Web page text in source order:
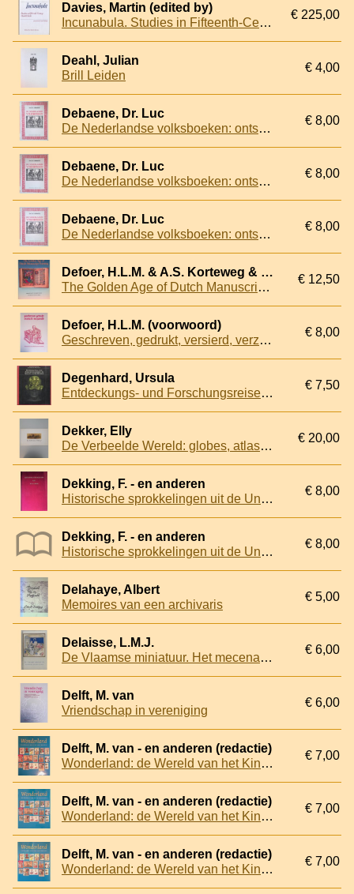
Davies, Martin (edited by)
Incunabula. Studies in Fifteenth-Century Printed Books presented by Lotte Hellinga
€ 225,00
Deahl, Julian
Brill Leiden
€ 4,00
Debaene, Dr. Luc
De Nederlandse volksboeken: ontstaan en geschiedenis van de Nederlandse prozaromans, gedrukt tussen 1475 en 1540
€ 8,00
Debaene, Dr. Luc
De Nederlandse volksboeken: ontstaan en geschiedenis van de Nederlandse prozaromans, gedrukt tussen 1475 en 1540
€ 8,00
Debaene, Dr. Luc
De Nederlandse volksboeken: ontstaan en geschiedenis van de Nederlandse prozaromans, gedrukt tussen 1475 en 1540
€ 8,00
Defoer, H.L.M. & A.S. Korteweg & W.C.M. Wüstefeld
The Golden Age of Dutch Manuscript Painting
€ 12,50
Defoer, H.L.M. (voorwoord)
Geschreven, gedrukt, versierd, verzameld: Boeken uit de Bibliotheek van het Rijksmuseum Het Catharijneconvent.
€ 8,00
Degenhard, Ursula
Entdeckungs- und Forschungsreisen im Spiegel alter Bücher
€ 7,50
Dekker, Elly
De Verbeelde Wereld: globes, atlassen, kaarten en meetinstrumenten uit de 16de en 17de eeuw
€ 20,00
Dekking, F. - en anderen
Historische sprokkelingen uit de Universiteit van Amsterdam: Aangeboden aan mevr. M. Feiwel bij haar afscheid
€ 8,00
Dekking, F. - en anderen
Historische sprokkelingen uit de Universiteit van Amsterdam: Aangeboden aan mevr. M. Feiwel bij haar afscheid
€ 8,00
Delahaye, Albert
Memoires van een archivaris
€ 5,00
Delaisse, L.M.J.
De Vlaamse miniatuur. Het mecenaat van Filips de Goede, 1445-1475. Tentoonstelling georganiseerd ter gelegenheid van de 400ste verjaardag der stichting van de Koninklijke Bibliotheek van Filips II, 12 april 1959
€ 6,00
Delft, M. van
Vriendschap in vereniging
€ 6,00
Delft, M. van - en anderen (redactie)
Wonderland: de Wereld van het Kinderboek
€ 7,00
Delft, M. van - en anderen (redactie)
Wonderland: de Wereld van het Kinderboek
€ 7,00
Delft, M. van - en anderen (redactie)
Wonderland: de Wereld van het Kinderboek
€ 7,00